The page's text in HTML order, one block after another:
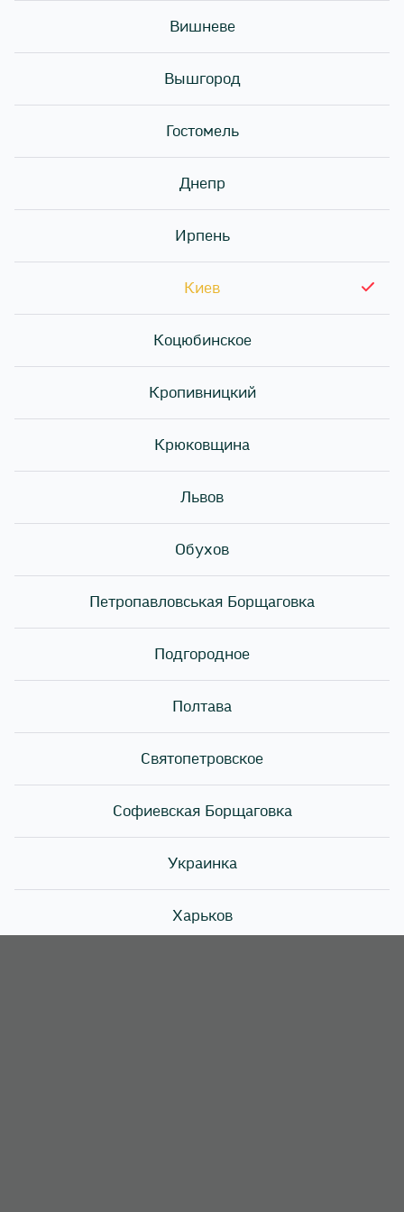
Вишневе
Вышгород
Гостомель
Днепр
Ирпень
Киев
Коцюбинское
Кропивницкий
Крюковщина
Львов
Обухов
Петропавловськая Борщаговка
Подгородное
Полтава
Святопетровское
Софиевская Борщаговка
Украинка
Харьков
Издание Franchise group пообщалось с
руководительницей проекта Sushi Story Poland
Юлией Рымшей. Она поделилась нашим опытом,
как открыть и развивать успешную франшизу в
Ключевое решение выйти на рынок Польши было
принято, когда нам предложили купить 6 готовых
заведений. Однако, без трудностей не обошлось.
https://franchisegroup.com.ua/
Но наша команда не боится трудностей и всегда
На данный момент у нас успешно работают восемь
заведений в Польше, а также ведутся активные
Мы также ведем переговоры об открытии заведений
в Португалии, Германии, Словакии и Румынии.
Хотите также открыть магазин Sushi Story в своем
городе? Звоните и узнайте подробности, как это
сделать! Номер: +380 67 348 36 72